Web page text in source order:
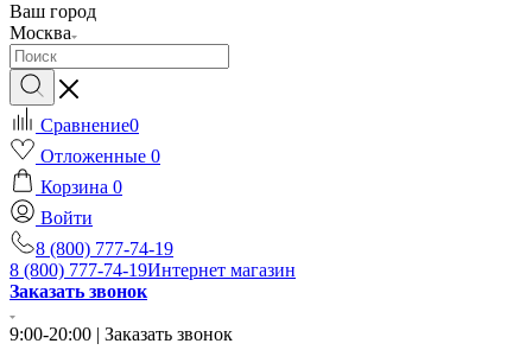
Ваш город
Москва
Сравнение0
Отложенные 0
Корзина 0
Войти
8 (800) 777-74-19
8 (800) 777-74-19Интернет магазин
Заказать звонок
9:00-20:00 | Заказать звонок